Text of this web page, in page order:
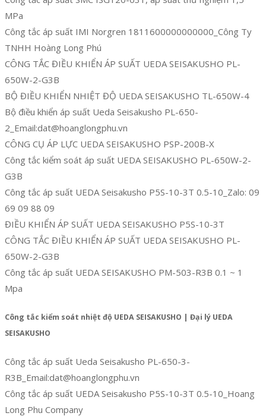
MPa
Công tắc áp suất IMI Norgren 1811600000000000_Công Ty
TNHH Hoàng Long Phú
CÔNG TẮC ĐIỀU KHIỂN ÁP SUẤT UEDA SEISAKUSHO PL-
650W-2-G3B
BỘ ĐIỀU KHIỂN NHIỆT ĐỘ UEDA SEISAKUSHO TL-650W-4
Bộ điều khiển áp suất Ueda Seisakusho PL-650-
2_Email:dat@hoanglongphu.vn
CÔNG CỤ ÁP LỰC UEDA SEISAKUSHO PSP-200B-X
Công tắc kiểm soát áp suất UEDA SEISAKUSHO PL-650W-2-
G3B
Công tắc áp suất UEDA Seisakusho P5S-10-3T 0.5-10_Zalo: 09
69 09 88 09
ĐIỀU KHIỂN ÁP SUẤT UEDA SEISAKUSHO P5S-10-3T
CÔNG TẮC ĐIỀU KHIỂN ÁP SUẤT UEDA SEISAKUSHO PL-
650W-2-G3B
Công tắc áp suất UEDA SEISAKUSHO PM-503-R3B 0.1 ~ 1
Mpa
Công tắc kiểm soát nhiệt độ UEDA SEISAKUSHO | Đại lý UEDA
SEISAKUSHO
Công tắc áp suất Ueda Seisakusho PL-650-3-
R3B_Email:dat@hoanglongphu.vn
Công tắc áp suất UEDA Seisakusho P5S-10-3T 0.5-10_Hoang
Long Phu Company